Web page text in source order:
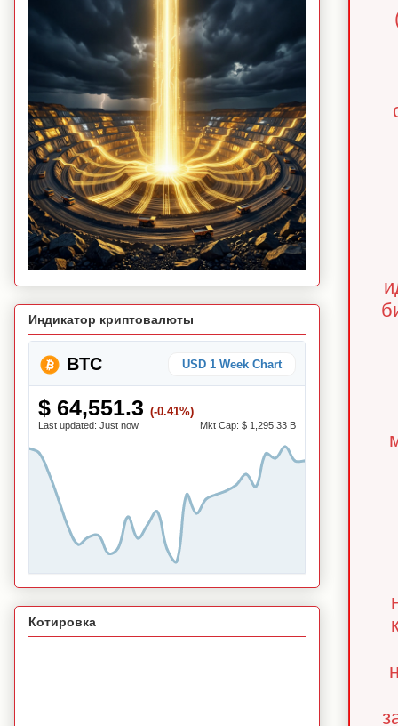
Индикатор криптовалюты
BTC USD 1 Week Chart
$ 64,551.3 (-0.41%)
Last updated: Just now Mkt Cap: $ 1,295.33 B
Котировка